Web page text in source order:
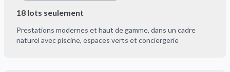
18 lots seulement
Prestations modernes et haut de gamme, dans un cadre
naturel avec piscine, espaces verts et conciergerie